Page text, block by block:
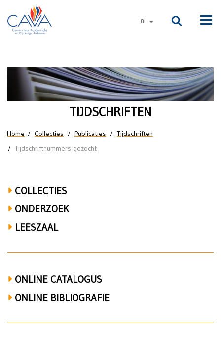
Naar de inhoud
nl andere talen
Tijdschriften:
oproep
TIJDSCHRIFTEN
U bent hier
Home Collecties Publicaties
Tijdschriften
Tijdschriftnummers gezocht
COLLECTIES
ONDERZOEK
LEESZAAL
ONLINE CATALOGUS
ONLINE BIBLIOGRAFIE